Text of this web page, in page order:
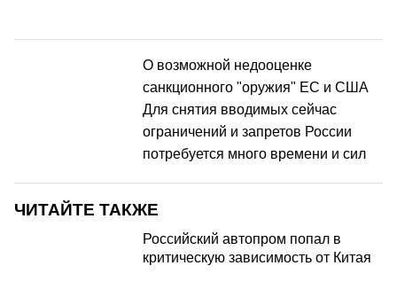
О возможной недооценке
санкционного "оружия" ЕС и США
Для снятия вводимых сейчас
ограничений и запретов России
потребуется много времени и сил
ЧИТАЙТЕ ТАКЖЕ
Российский автопром попал в
критическую зависимость от Китая